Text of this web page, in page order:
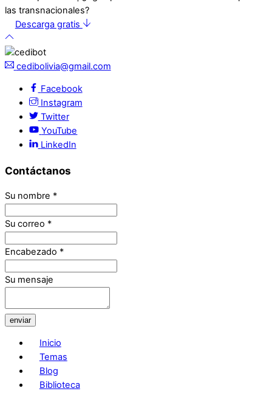
Descarga gratis
cedibolivia@gmail.com
Facebook
Instagram
Twitter
YouTube
LinkedIn
Contáctanos
Su nombre *
Su correo *
Encabezado *
Su mensaje
enviar
Inicio
Temas
Blog
Biblioteca